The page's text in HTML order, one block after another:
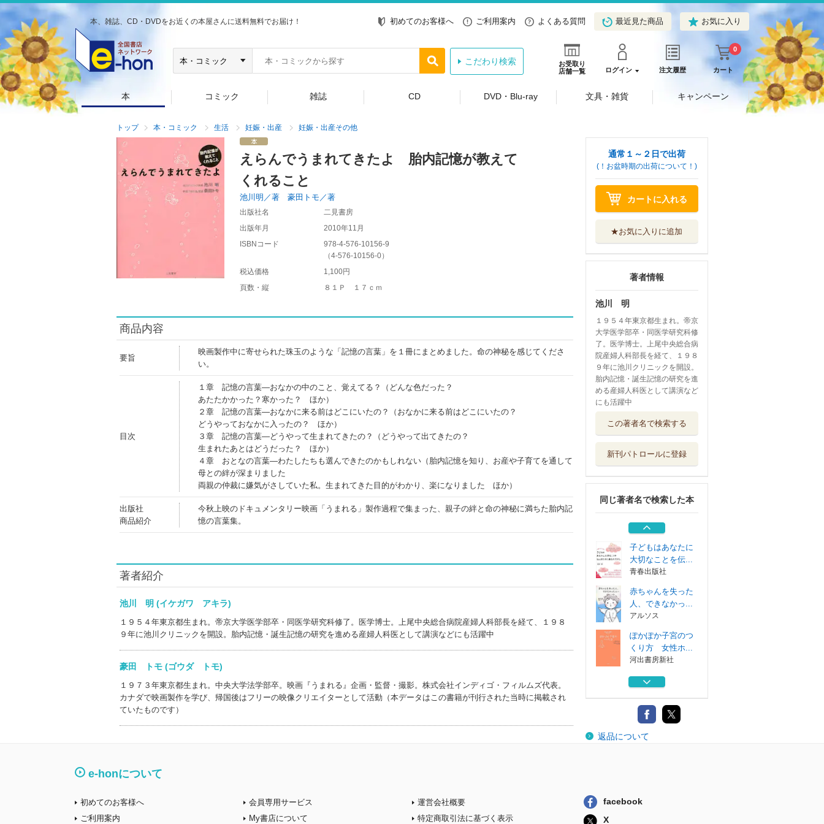
本、雑誌、CD・DVDをお近くの本屋さんに送料無料でお届け！ 初めてのお客様へ ご利用案内 よくある質問 最近見た商品 お気に入り
お受取り
店舗一覧
ログイン 注文履歴 カート
0
こだわり検索
本 コミック 雑誌 CD DVD・Blu-ray 文具・雑貨 キャンペーン
トップ 本・コミック 生活 妊娠・出産 妊娠・出産その他
えらんでうまれてきたよ 胎内記憶が教えて
くれること
池川明／著 豪田トモ／著
出版社名
二見書房
出版年月
2010年11月
ISBNコード
978-4-576-10156-9
（4-576-10156-0）
税込価格
1,100円
頁数・縦
８１Ｐ １７ｃｍ
商品内容
要旨
映画製作中に寄せられた珠玉のような「記憶の言葉」を１冊にまとめました。命の神秘を感じてくださ
い。
目次
１章 記憶の言葉―おなかの中のこと、覚えてる？（どんな色だった？
あたたかかった？寒かった？ ほか）
２章 記憶の言葉―おなかに来る前はどこにいたの？（おなかに来る前はどこにいたの？
どうやっておなかに入ったの？ ほか）
３章 記憶の言葉―どうやって生まれてきたの？（どうやって出てきたの？
生まれたあとはどうだった？ ほか）
４章 おとなの言葉―わたしたちも選んできたのかもしれない（胎内記憶を知り、お産や子育てを通して
母との絆が深まりました
両親の仲裁に嫌気がさしていた私。生まれてきた目的がわかり、楽になりました ほか）
出版社
商品紹介
今秋上映のドキュメンタリー映画「うまれる」製作過程で集まった、親子の絆と命の神秘に満ちた胎内記
憶の言葉集。
著者紹介
池川 明 (イケガワ アキラ)
１９５４年東京都生まれ。帝京大学医学部卒・同医学研究科修了。医学博士。上尾中央総合病院産婦人科部長を経て、１９８
９年に池川クリニックを開設。胎内記憶・誕生記憶の研究を進める産婦人科医として講演などにも活躍中
豪田 トモ (ゴウダ トモ)
１９７３年東京都生まれ。中央大学法学部卒。映画『うまれる』企画・監督・撮影。株式会社インディゴ・フィルムズ代表。
カナダで映画製作を学び、帰国後はフリーの映像クリエイターとして活動（本データはこの書籍が刊行された当時に掲載され
ていたものです）
通常１～２日で出荷
(！お盆時期の出荷について！)
カートに入れる
★お気に入りに追加
著者情報
池川 明
１９５４年東京都生まれ。帝京
大学医学部卒・同医学研究科修
了。医学博士。上尾中央総合病
院産婦人科部長を経て、１９８
９年に池川クリニックを開設。
胎内記憶・誕生記憶の研究を進
める産婦人科医として講演など
にも活躍中
この著者名で検索する
新刊パトロールに登録
同じ著者名で検索した本
くり方 女性ホ...
おなかのあかちゃ
ポプラ社
幸せについて話し
合ってみた
パブラボ
子どもはあなたに
大切なことを伝...
青春出版社
赤ちゃんを失った
人、できなかっ...
アルソス
ぽかぽか子宮のつ
くり方 女性ホ...
河出書房新社
おなかのあかちゃ
ポプラ社
幸せについて話し
合ってみた
返品について
e-honについて
初めてのお客様へ
ご利用案内
会員専用サービス
My書店について
運営会社概要
特定商取引法に基づく表示
facebook
X